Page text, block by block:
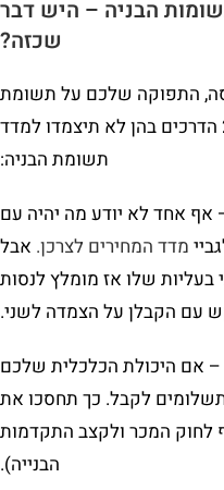
הבניה – היש דבר
שכזה?
התפוקה שלכם על תשומת
הלב שהקדשתם. הנה לכם 2 הדרכים בהן לא תיצמדו למדד
תשומת הבניה:
אף אחד לא יודע מה יהיה עם
מדד המחירים לצרכן. אבל
שלו אז מומלץ לנסות
עם הקבלן על הצמדה לשני.
– אם היכולת הכלכלית שלכם
לקבל. כך תחסכו את
המכר ולקצב התקדמות
הבנייה).